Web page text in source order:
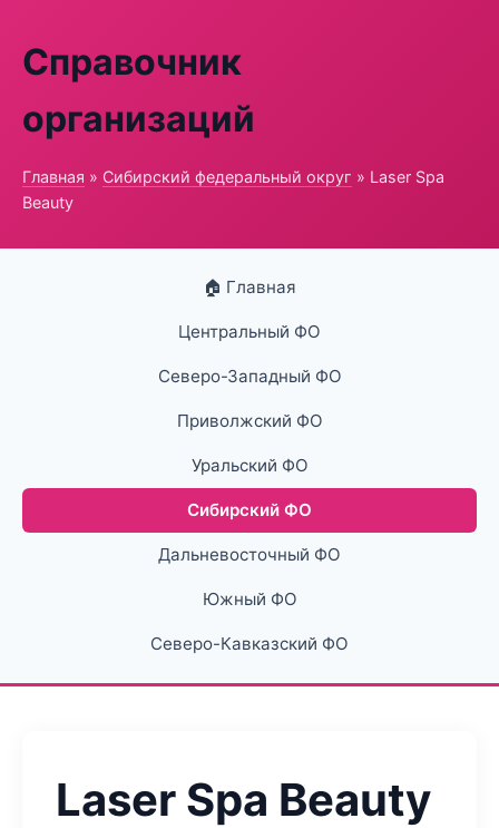
Справочник
организаций
Главная » Сибирский федеральный округ » Laser Spa
Beauty
🏠 Главная
Центральный ФО
Северо-Западный ФО
Приволжский ФО
Уральский ФО
Сибирский ФО
Дальневосточный ФО
Южный ФО
Северо-Кавказский ФО
Laser Spa Beauty